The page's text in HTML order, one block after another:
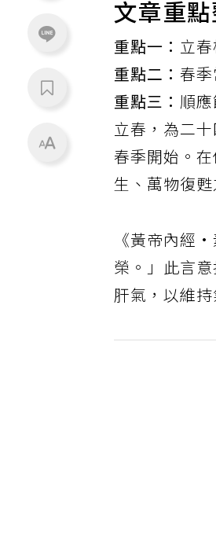
文章重點
重點一： 立
重點二： 春
重點三：順
立春，為二
春季開始。
生、萬物復甦
《黃帝內經
榮。」此言
肝氣，以維